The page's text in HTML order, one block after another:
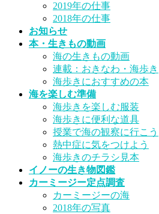
2019年の仕事
2018年の仕事
お知らせ
本・生きもの動画
海の生きもの動画
連載：おきなわ・海歩き
海歩きにおすすめの本
海を楽しむ準備
海歩きを楽しむ服装
海歩きに便利な道具
授業で海の観察に行こう
熱中症に気をつけよう
海歩きのチラシ見本
イノーの生き物図鑑
カーミージー定点調査
カーミージーの海
2018年の写真